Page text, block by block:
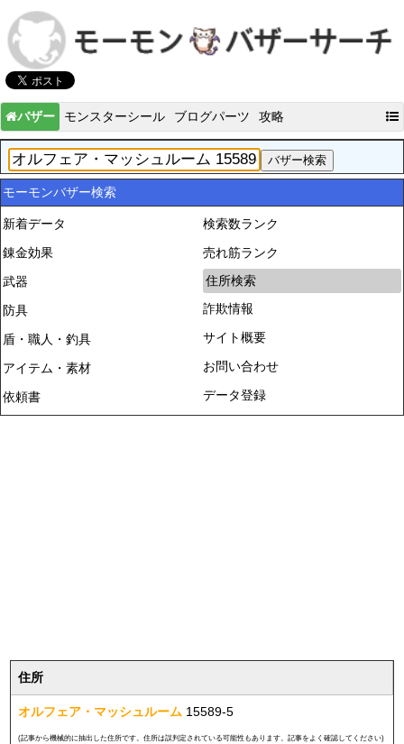
バザー モンスターシール ブログパーツ 攻略
モーモンバザー検索
新着データ
錬金効果
武器
防具
盾・職人・釣具
アイテム・素材
依頼書
検索数ランク
売れ筋ランク
住所検索
詐欺情報
サイト概要
お問い合わせ
データ登録
住所
オルフェア・マッシュルーム 15589-5
(記事から機械的に抽出した住所です。住所は誤判定されている可能性もあります。記事をよく確認してください)